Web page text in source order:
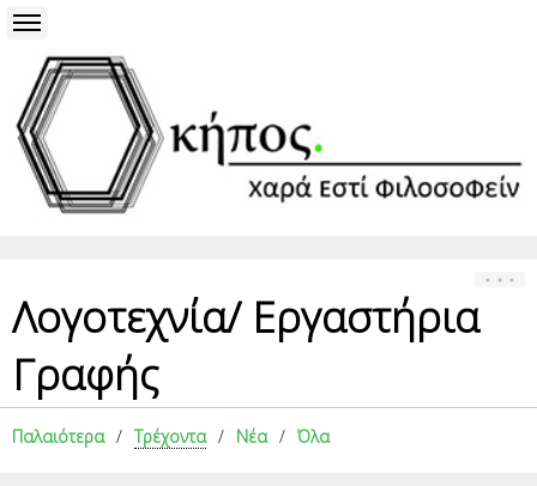
Λογοτεχνία/ Εργαστήρια
Γραφής
Παλαιότερα Τρέχοντα Νέα Όλα